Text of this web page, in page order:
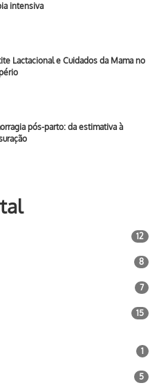
intensiva
Lactacional e Cuidados da Mama no
pós-parto: da estimativa à
12
8
7
15
1
5